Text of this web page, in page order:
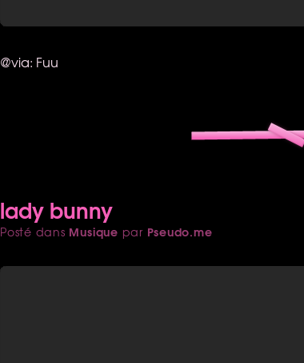
@via: Fuu
lady bunny
Posté dans Musique par Pseudo.me